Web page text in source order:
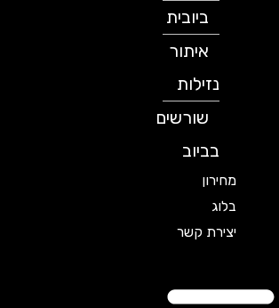
ביובית
איתור
נזילות
שורשים
בביוב
מחירון
יצירת קשר